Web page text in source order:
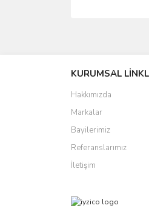
Ürün resmi
Ürün
Ürün
Ürün fiyatı
Bu ürüne
KURUMSAL
Hakkımızda
Markalar
Bayilerimiz
Referanslarımız
İletişim